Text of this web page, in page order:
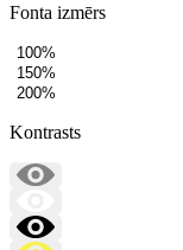
Fonta izmērs
100%
150%
200%
Kontrasts